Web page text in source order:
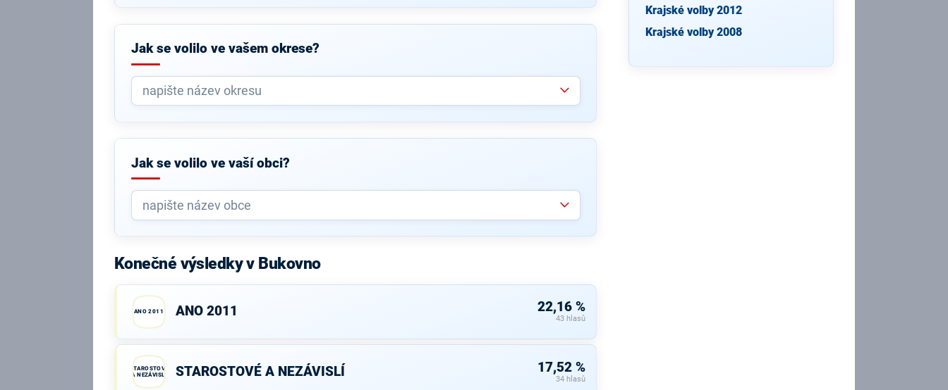
Jak se volilo ve vašem okrese?
Jak se volilo ve vaší obci?
Konečné výsledky v Bukovno
ANO 2011 ANO 2011 22,16 %
43 hlasů
STAROSTOVÉ
A NEZÁVISLÍ
STAROSTOVÉ A NEZÁVISLÍ 17,52 %
34 hlasů
Krajské volby 2012
Krajské volby 2008